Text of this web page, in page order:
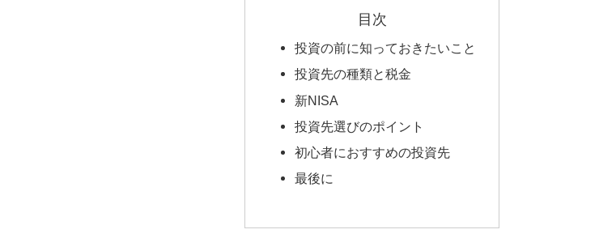
目次
投資の前に知っておきたいこと
投資先の種類と税金
新NISA
投資先選びのポイント
初心者におすすめの投資先
最後に